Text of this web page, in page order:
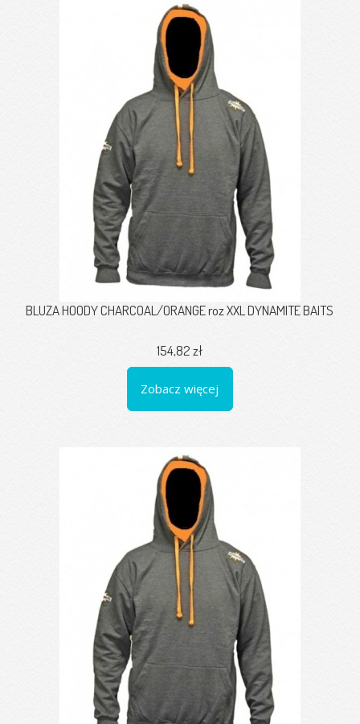
BLUZA HOODY CHARCOAL/ORANGE roz XXL DYNAMITE BAITS
154,82 zł
Zobacz więcej